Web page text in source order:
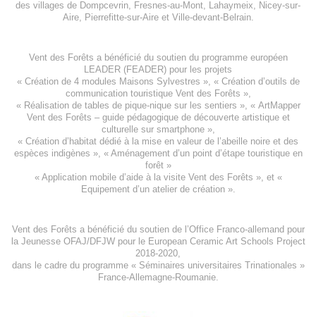
des villages de Dompcevrin Fresnes-au-Mont Lahaymeix
Nicey-sur-
Aire, Pierrefitte-sur-Aireet Ville-devant-Belrain.
Vent des Forêts a bénéficié du soutien du programme européen
LEADER (FEADER) pour les projets
« Création de 4 modules Maisons Sylvestres », « Création d’outils de
communication touristique Vent des Forêts »,
« Réalisation de tables de pique-nique sur les sentiers », « ArtMapper
Vent des Forêts – guide pédagogique de découverte artistique et
culturelle sur smartphone »,
« Création d’habitat dédié à la mise en valeur de l’abeille noire et des
espèces indigènes », « Aménagement d’un point d’étape touristique en
forêt»
« Application mobile d’aide à la visite Vent des Forêts », et «
Equipement d’un atelier de création».
Vent des Forêts a bénéficié du soutien de l’Office Franco-allemand pour
la Jeunesse OFAJ/DFJWpour leEuropean Ceramic Art Schools Project
2018-2020
dans le cadre du programme « Séminaires universitaires Trinationales »
France-Allemagne-Roumanie.